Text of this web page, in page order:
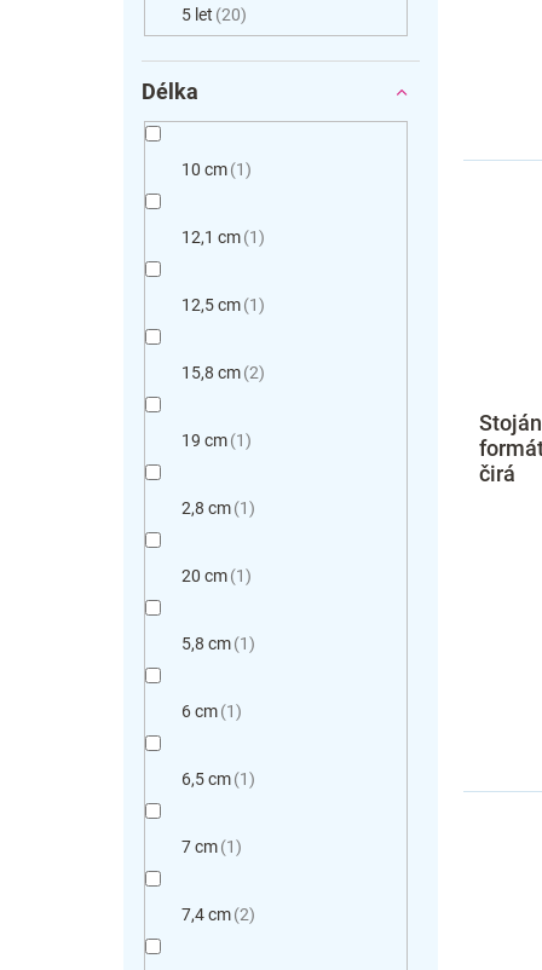
5 let 20
Délka
10 cm 1
12,1 cm 1
12,5 cm 1
15,8 cm 2
19 cm 1
2,8 cm 1
20 cm 1
5,8 cm 1
6 cm 1
6,5 cm 1
7 cm 1
7,4 cm 2
čirá